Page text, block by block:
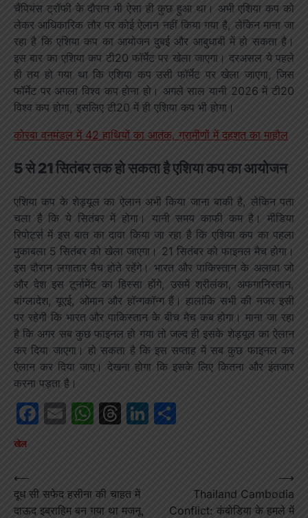
चैंपियंस ट्रॉफी के दौरान भी ऐसा ही कुछ हुआ था। अभी एशिया कप को
लेकर आधिकारिक तौर पर कोई ऐलान नहीं किया गया है, लेकिन माना जा
रहा है कि एशिया कप का आयोजन दुबई और आबुधाबी में हो सकता है।
इस बार का एशिया कप टी20 फॉर्मेट पर खेला जाएगा। दरअसल ये पहले
ही तय हो गया था कि एशिया कप उसी फॉर्मेट पर खेला जाएगा, जिस
फॉर्मेट पर अगला विश्व कप होना हो। अगले साल यानी 2026 में टी20
विश्व कप होगा, इसलिए टी20 में ही एशिया कप भी होगा।
कोरबा वनमंडल में 42 हाथियों का आतंक, ग्रामीणों में दहशत का माहौल
5 से 21 सितंबर तक हो सकता है एशिया कप का आयोजन
एशिया कप के शेड्यूल का ऐलान अभी किया जाना बाकी है, लेकिन पता
चला है कि ये सितंबर में होगा। यानी समय काफी कम है। मीडिया
रिपोर्ट्स में इस बात का दावा किया जा रहा है कि एशिया कप का पहला
मुकाबला 5 सितंबर को खेला जाएगा। 21 सितंबर को फाइनल मैच होगा।
इस दौरान लगातार मैच होते रहेंगे। भारत और पाकिस्तान के अलावा जो
और देश इस टूर्नामेंट का हिस्सा होंगे, उसमें श्रीलंका, अफगानिस्तान,
बांग्लादेश, यूएई, ओमान और हॉन्गकॉन्ग हैं। हालांकि सभी की नजर इसी
पर रहेगी कि भारत और पाकिस्तान के बीच मैच कब होगा। माना जा रहा
है कि अगर सब कुछ फाइनल हो गया तो जल्द ही इसके शेड्यूल का ऐलान
कर दिया जाएगा। हो सकता है कि इस सप्ताह में सब कुछ फाइनल कर
ऐलान कर दिया जाए। देखना होगा कि इसके लिए कितना और इंतजार
करना पड़ता है।
Facebook
EmailWhatsApp
Threads
LinkedIn
खेल
Post
navigation
⟵
दूध सी सफेद हसीना की चाहत में
दाऊद इब्राहिम बन गया था मजनू,
Thailand Cambodia
Conflict: कंबोडिया के हमले में
⟶